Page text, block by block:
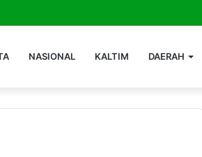
Pasar dan Modal Baru Diskop UMKM Kutim
NASIONAL KALTIM DAERAH